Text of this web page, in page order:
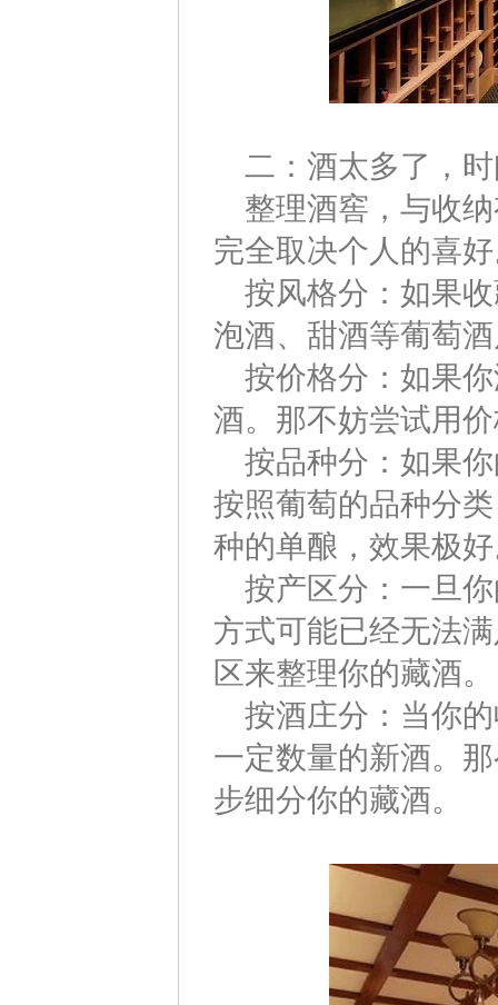
二：酒太多了，时
整理酒窖，与收
完全取决个人的喜
按风格分：如果
泡酒、甜酒等葡萄
按价格分：如果
酒。那不妨尝试用
按品种分：如果
按照葡萄的品种分
种的单酿，效果极
按产区分：一旦
方式可能已经无法
区来整理你的藏酒。
按酒庄分：当你
一定数量的新酒。
步细分你的藏酒。